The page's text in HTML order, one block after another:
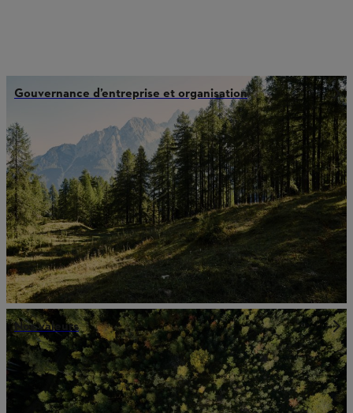
Gouvernance d’entreprise et organisation
Nos valeurs